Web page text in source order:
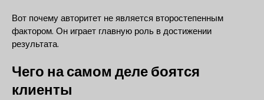
Вот почему авторитет не является второстепенным
фактором. Он играет главную роль в достижении
результата.
Чего на самом деле боятся
клиенты